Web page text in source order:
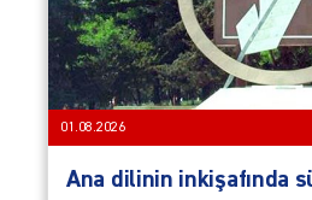
01.08.2026
Ana dilinin inkişafında